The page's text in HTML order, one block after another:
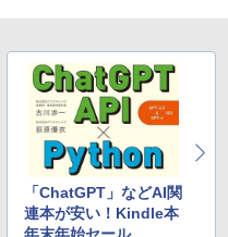
「ChatGPT」などAI関
連本が安い！Kindle本
年末年始セール